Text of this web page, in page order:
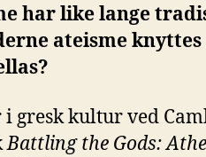
har like lange
ateisme
gresk kultur ved
Battling the Gods: